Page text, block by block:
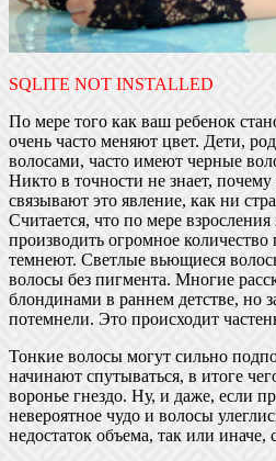
SQLITE NOT INSTALLED
По мере того как ваш ребенок
очень часто меняют цвет. Дети,
волосами, часто имеют черные
Никто в точности не знает,
связывают это явление, как ни
Считается, что по мере
производить огромное
темнеют. Светлые вьющиеся
волосы без пигмента. Многие
блондинами в раннем детстве, но
потемнели. Это происходит
Тонкие волосы могут сильно
начинают спутываться, в итоге
воронье гнездо. Ну, и даже, если
невероятное чудо и волосы
недостаток объема, так или иначе,